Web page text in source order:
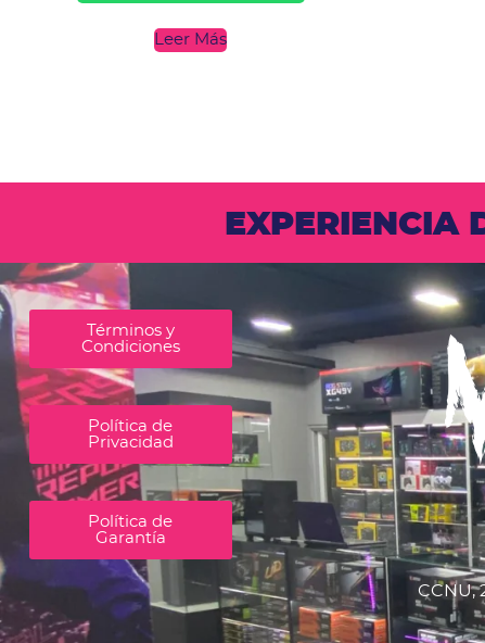
Leer Más
EXPERIENCIA
Términos y
Condiciones
Política de
Privacidad
Política de
Garantía
CCNU,